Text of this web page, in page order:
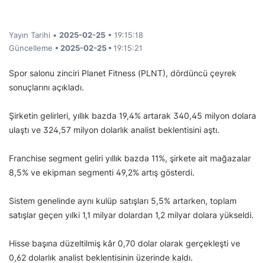
Yayın Tarihi • 2025-02-25 • 19:15:18
Güncelleme • 2025-02-25 • 19:15:21
Spor salonu zinciri Planet Fitness (PLNT), dördüncü çeyrek
sonuçlarını açıkladı.
Şirketin gelirleri, yıllık bazda 19,4% artarak 340,45 milyon dolara
ulaştı ve 324,57 milyon dolarlık analist beklentisini aştı.
Franchise segment geliri yıllık bazda 11%, şirkete ait mağazalar
8,5% ve ekipman segmenti 49,2% artış gösterdi.
Sistem genelinde aynı kulüp satışları 5,5% artarken, toplam
satışlar geçen yılki 1,1 milyar dolardan 1,2 milyar dolara yükseldi.
Hisse başına düzeltilmiş kâr 0,70 dolar olarak gerçekleşti ve
0,62 dolarlık analist beklentisinin üzerinde kaldı.